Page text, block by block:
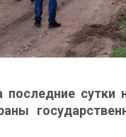
сутки